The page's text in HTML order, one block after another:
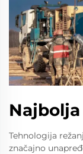
Tehnologija
značajno